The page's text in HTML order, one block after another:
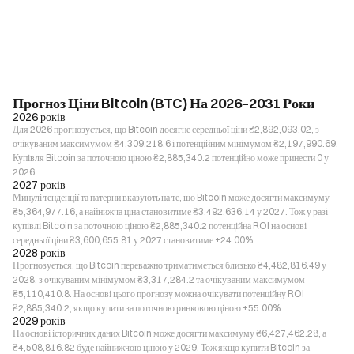
Прогноз Ціни Bitcoin (BTC) На 2026–2031 Роки
2026 років
Для 2026 прогнозується, що Bitcoin досягне середньої ціни ₴2,892,093.02, з
очікуваним максимумом ₴4,309,218.6 і потенційним мінімумом ₴2,197,990.69.
Купівля Bitcoin за поточною ціною ₴2,885,340.2 потенційно може принести 0 у
2026.
2027 років
Минулі тенденції та патерни вказують на те, що Bitcoin може досягти максимуму
₴5,364,977.16, а найнижча ціна становитиме ₴3,492,636.14 у 2027. Тож у разі
купівлі Bitcoin за поточною ціною ₴2,885,340.2 потенційна ROI на основі
середньої ціни ₴3,600,655.81 у 2027 становитиме +24.00%.
2028 років
Прогнозується, що Bitcoin переважно триматиметься близько ₴4,482,816.49 у
2028, з очікуваним мінімумом ₴3,317,284.2 та очікуваним максимумом
₴5,110,410.8. На основі цього прогнозу можна очікувати потенційну ROI
₴2,885,340.2, якщо купити за поточною ринковою ціною +55.00%.
2029 років
На основі історичних даних Bitcoin може досягти максимуму ₴6,427,462.28, а
₴4,508,816.82 буде найнижчою ціною у 2029. Тож якщо купити Bitcoin за